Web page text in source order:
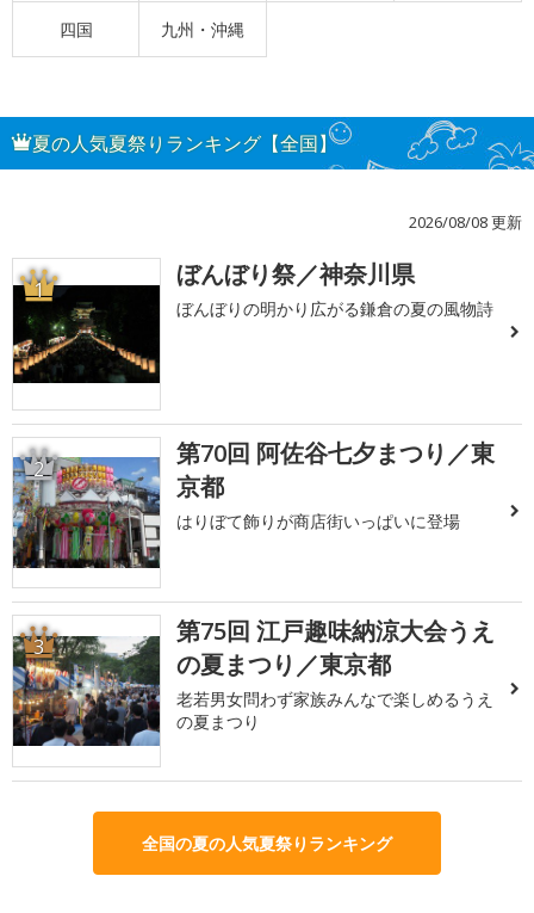
四国 九州・沖縄
夏の人気夏祭りランキング【全国】
2026/08/08 更新
1 ぼんぼり祭／神奈川県
ぼんぼりの明かり広がる鎌倉の夏の風物詩
2
第70回 阿佐谷七夕まつり／東
京都
はりぼて飾りが商店街いっぱいに登場
3
第75回 江戸趣味納涼大会うえ
の夏まつり／東京都
老若男女問わず家族みんなで楽しめるうえ
の夏まつり
全国の夏の人気夏祭りランキング